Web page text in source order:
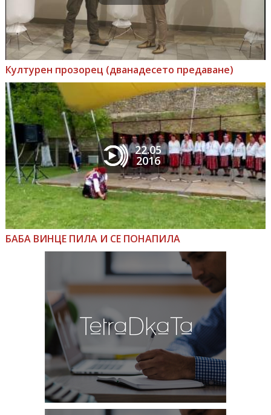
Културен прозорец (дванадесето предаване)
22.05
2016
БАБА ВИНЦЕ ПИЛА И СЕ ПОНАПИЛА